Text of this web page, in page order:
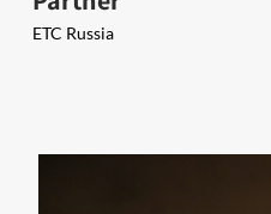
ETC Russia